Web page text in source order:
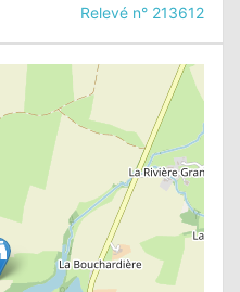
Relevé n° 213612